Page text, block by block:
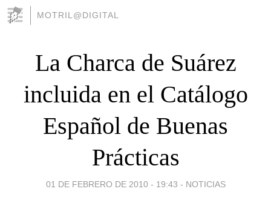
MOTRIL@DIGITAL
La Charca de Suárez
incluida en el Catálogo
Español de Buenas
Prácticas
01 DE FEBRERO DE 2010 - 19:43 - NOTICIAS